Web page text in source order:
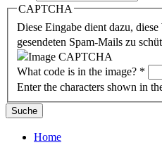
CAPTCHA
Diese Eingabe dient dazu,
gesendeten Spam-Mails zu
What code is in the image? *
Enter the characters shown in
Home